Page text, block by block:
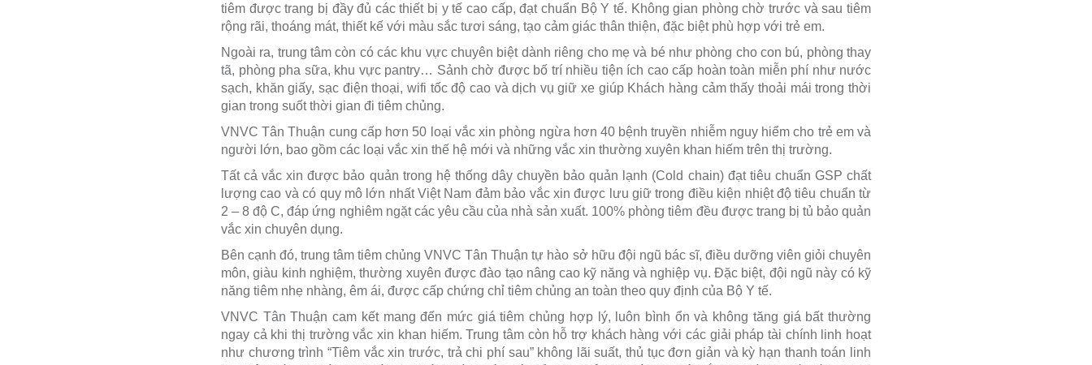
tiêm được trang bị đầy đủ các thiết bị y tế cao cấp, đạt chuẩn Bộ Y tế. Không gian phòng chờ trước và sau tiêm
rộng rãi, thoáng mát, thiết kế với màu sắc tươi sáng, tạo cảm giác thân thiện, đặc biệt phù hợp với trẻ em.
Ngoài ra, trung tâm còn có các khu vực chuyên biệt dành riêng cho mẹ và bé như phòng cho con bú, phòng thay
tã, phòng pha sữa, khu vực pantry… Sảnh chờ được bố trí nhiều tiện ích cao cấp hoàn toàn miễn phí như nước
sạch, khăn giấy, sạc điện thoại, wifi tốc độ cao và dịch vụ giữ xe giúp Khách hàng cảm thấy thoải mái trong thời
gian trong suốt thời gian đi tiêm chủng.
VNVC Tân Thuận cung cấp hơn 50 loại vắc xin phòng ngừa hơn 40 bệnh truyền nhiễm nguy hiểm cho trẻ em và
người lớn, bao gồm các loại vắc xin thế hệ mới và những vắc xin thường xuyên khan hiếm trên thị trường.
Tất cả vắc xin được bảo quản trong hệ thống dây chuyền bảo quản lạnh (Cold chain) đạt tiêu chuẩn GSP chất
lượng cao và có quy mô lớn nhất Việt Nam đảm bảo vắc xin được lưu giữ trong điều kiện nhiệt độ tiêu chuẩn từ
2 – 8 độ C, đáp ứng nghiêm ngặt các yêu cầu của nhà sản xuất. 100% phòng tiêm đều được trang bị tủ bảo quản
vắc xin chuyên dụng.
Bên cạnh đó, trung tâm tiêm chủng VNVC Tân Thuận tự hào sở hữu đội ngũ bác sĩ, điều dưỡng viên giỏi chuyên
môn, giàu kinh nghiệm, thường xuyên được đào tạo nâng cao kỹ năng và nghiệp vụ. Đặc biệt, đội ngũ này có kỹ
năng tiêm nhẹ nhàng, êm ái, được cấp chứng chỉ tiêm chủng an toàn theo quy định của Bộ Y tế.
VNVC Tân Thuận cam kết mang đến mức giá tiêm chủng hợp lý, luôn bình ổn và không tăng giá bất thường
ngay cả khi thị trường vắc xin khan hiếm. Trung tâm còn hỗ trợ khách hàng với các giải pháp tài chính linh hoạt
như chương trình “Tiêm vắc xin trước, trả chi phí sau” không lãi suất, thủ tục đơn giản và kỳ hạn thanh toán linh